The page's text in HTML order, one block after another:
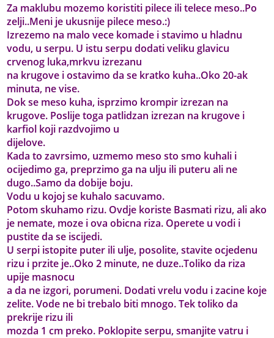
Za maklubu mozemo koristiti pilece ili telece meso..Po
zelji..Meni je ukusnije pilece meso.:)
Izrezemo na malo vece komade i stavimo u hladnu
vodu, u serpu. U istu serpu dodati veliku glavicu
crvenog luka,mrkvu izrezanu
na krugove i ostavimo da se kratko kuha..Oko 20-ak
minuta, ne vise.
Dok se meso kuha, isprzimo krompir izrezan na
krugove. Poslije toga patlidzan izrezan na krugove i
karfiol koji razdvojimo u
dijelove.
Kada to zavrsimo, uzmemo meso sto smo kuhali i
ocijedimo ga, preprzimo ga na ulju ili puteru ali ne
dugo..Samo da dobije boju.
Vodu u kojoj se kuhalo sacuvamo.
Potom skuhamo rizu. Ovdje koriste Basmati rizu, ali ako
je nemate, moze i ova obicna riza. Operete u vodi i
pustite da se iscijedi.
U serpi istopite puter ili ulje, posolite, stavite ocjedenu
rizu i przite je..Oko 2 minute, ne duze..Toliko da riza
upije masnocu
a da ne izgori, porumeni. Dodati vrelu vodu i zacine koje
zelite. Vode ne bi trebalo biti mnogo. Tek toliko da
prekrije rizu ili
mozda 1 cm preko. Poklopite serpu, smanjite vatru i